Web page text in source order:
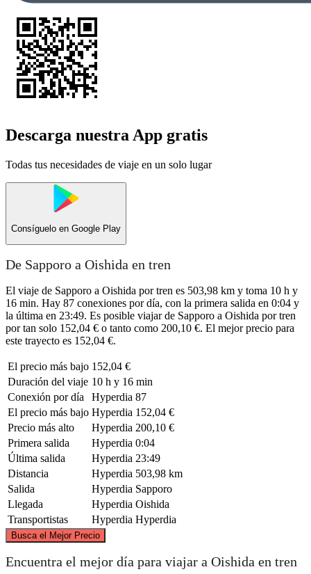
Descarga nuestra App gratis
Todas tus necesidades de viaje en un solo lugar
Consíguelo en Google Play
De Sapporo a Oishida en tren
El viaje de Sapporo a Oishida por tren es 503,98 km y toma 10 h y
16 min. Hay 87 conexiones por día, con la primera salida en 0:04 y
la última en 23:49. Es posible viajar de Sapporo a Oishida por tren
por tan solo 152,04 € o tanto como 200,10 €. El mejor precio para
este trayecto es 152,04 €.
El precio más bajo 152,04 €
Duración del viaje 10 h y 16 min
Conexión por día
Hyperdia 87
El precio más bajo Hyperdia 152,04 €
Precio más alto
Hyperdia 200,10 €
Primera salida
Hyperdia 0:04
Última salida
Hyperdia 23:49
Distancia
Hyperdia 503,98 km
Salida
Hyperdia Sapporo
Llegada
Hyperdia Oishida
Transportistas
Hyperdia Hyperdia
Busca el Mejor Precio
©CARTO
Encuentra el mejor día para viajar a Oishida en tren